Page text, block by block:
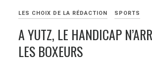
LES CHOIX DE LA RÉDACTION SPORTS
A YUTZ, LE HANDICAP
LES BOXEURS